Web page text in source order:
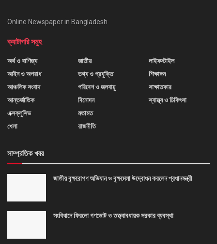
Online Newspaper in Bangladesh
ক্যাটাগরি সমুহ
অর্থ ও বাণিজ্য
আইন ও অপরাধ
আঞ্চলিক সংবাদ
আন্তর্জাতিক
এক্সক্লুসিভ
খেলা
জাতীয়
তথ্য ও প্রযুক্তি
পরিবেশ ও জলবায়ু
বিনোদন
মতামত
রাজনীতি
লাইফস্টাইল
শিক্ষাঙ্গন
সাক্ষাতকার
স্বাস্থ্য ও চিকিৎসা
সাম্প্রতিক খবর
জাতীয় বৃক্ষরোপণ অভিযান ও বৃক্ষমেলা উদ্বোধন করলেন প্রধানমন্ত্রী
সংবিধানে ফিরলো গণভোট ও তত্ত্বাবধায়ক সরকার ব্যবস্থা